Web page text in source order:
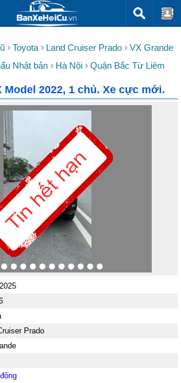
Toyota Land Cruiser Prado
VX Grande
Nhật bản Hà Nội Quận Bắc Từ Liêm
Model 2022, 1 chủ. Xe cực mới.
Prado